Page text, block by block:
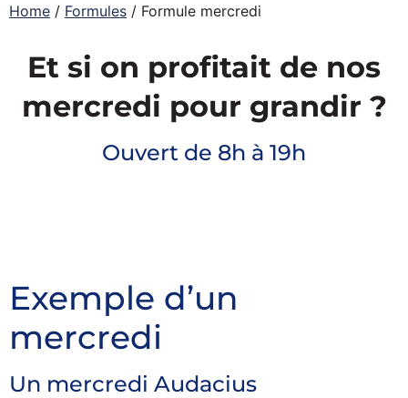
Home / Formules / Formule mercredi
Et si on profitait de nos
mercredi pour grandir ?
Ouvert de 8h à 19h
Exemple d’un
mercredi
Un mercredi Audacius